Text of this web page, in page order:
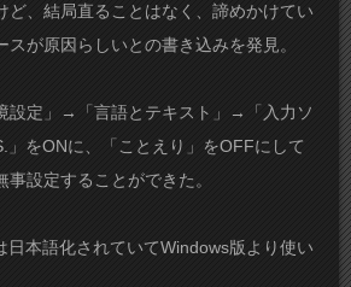
ど、結局直ることはなく、諦めかけてい
スが原因らしいとの書き込みを発見。
設定」→「言語とテキスト」→「入力ソ
」をONに、「ことえり」をOFFにして
設定することができた。
日本語化されていてWindows版より使い